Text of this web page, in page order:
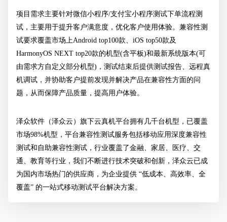
项目需求主要针对微信小程序/支付宝小程序测试下单流程测
试，主要用于提升客户满意度，优化客户使用体验。兼容性测
试要求覆盖市场上Android top100款、iOS top50款及
HarmonyOS NEXT top20款的机型(含平板)和最新系统版本(可
由需求方自定义部分机型)，测试结束后提供测试报告、远程真
机调试，并协助客户提前发现并解决产品在兼容性方面的问
题，从而保障产品质量，提高用户体验。
泽众软件（泽众云）旗下云真机平台拥有几千台机型，已覆盖
市场98%机型，平台兼容性测试服务包括移动应用深度兼容性
测试和自助兼容性测试，行业覆盖了金融、家居、医疗、交
通、教育等行业，我们不断进行技术突破和创新，泽众云已成
为国内市场热门的供应商，为企业提供 “低成本、高效率、全
覆盖” 的一站式移动测试平台解决方案。